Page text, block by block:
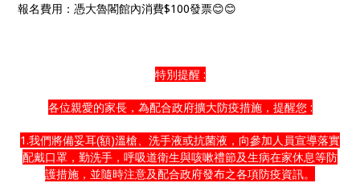
報名費用：憑大魯閣館內消費$100發票😊😊
特別提醒 :
各位親愛的家長，為配合政府擴大防疫措施，提醒您 :
1.我們將備妥耳(額)溫槍、洗手液或抗菌液，向參加人員宣導落實
配戴口罩，勤洗手，呼吸道衛生與咳嗽禮節及生病在家休息等防
護措施，並隨時注意及配合政府發布之各項防疫資訊。